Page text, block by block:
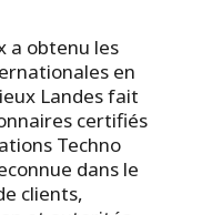
a obtenu les
en
Landes fait
certifiés
Techno
dans le
clients,